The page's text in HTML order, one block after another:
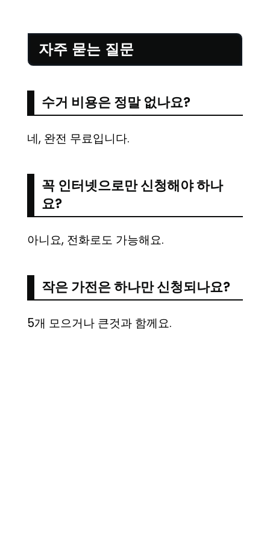
자주 묻는 질문
수거 비용은 정말 없나요?
네, 완전 무료입니다.
꼭 인터넷으로만 신청해야 하나
요?
아니요, 전화로도 가능해요.
작은 가전은 하나만 신청되나요?
5개 모으거나 큰것과 함께요.